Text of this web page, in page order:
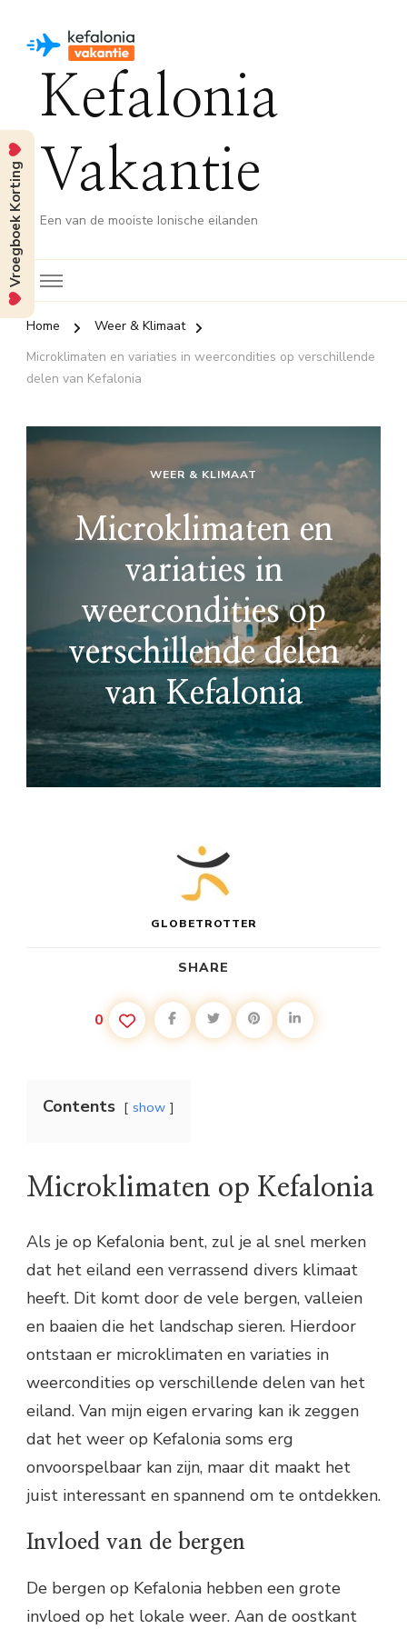
Kefalonia
Vakantie
Een van de mooiste Ionische eilanden
Home
Weer & Klimaat
Microklimaten en variaties in weercondities op verschillende
delen van Kefalonia
WEER & KLIMAAT
Microklimaten en
variaties in
weercondities op
verschillende delen
van Kefalonia
GLOBETROTTER
SHARE
0
Contents show
Microklimaten op Kefalonia
Als je op Kefalonia bent, zul je al snel merken
dat het eiland een verrassend divers klimaat
heeft. Dit komt door de vele bergen, valleien
en baaien die het landschap sieren. Hierdoor
ontstaan er microklimaten en variaties in
weercondities op verschillende delen van het
eiland. Van mijn eigen ervaring kan ik zeggen
dat het weer op Kefalonia soms erg
onvoorspelbaar kan zijn, maar dit maakt het
juist interessant en spannend om te ontdekken.
Invloed van de bergen
De bergen op Kefalonia hebben een grote
invloed op het lokale weer. Aan de oostkant
Vroegboek Korting